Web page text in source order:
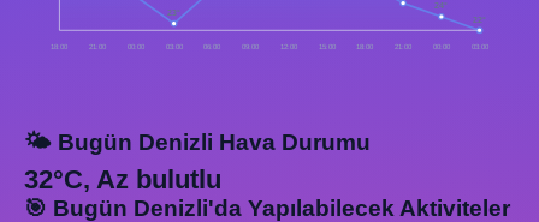
18:00 21:00 00:00
23°
03:00 06:00 09:00 12:00 15:00 18:00 21:00
24°
00:00
22°
03:00
🌤️ Bugün Denizli Hava Durumu
32°C, Az bulutlu
🎯 Bugün Denizli'da Yapılabilecek Aktiviteler